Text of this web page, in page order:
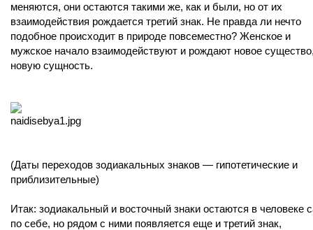
меняются, они остаются такими же, как и были, но от их
взаимодействия рождается третий знак. Не правда ли нечто
подобное происходит в природе повсеместно? Женское и
мужское начало взаимодействуют и рождают новое
новую сущность.
(Даты переходов зодиакальных знаков — гипотетические и
приблизительные)
Итак: зодиакальный и восточный знаки остаются в человеке
по себе, но рядом с ними появляется еще и третий знак,